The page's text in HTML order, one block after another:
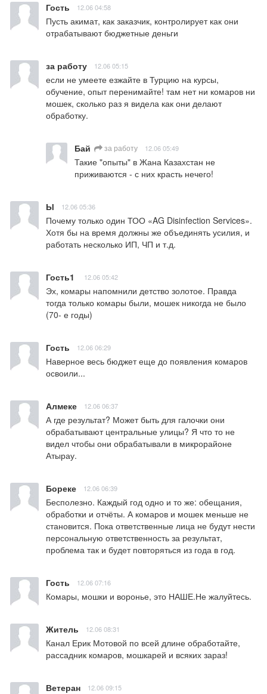
Гость 12.06 04:58
Пусть акимат, как заказчик, контролирует как они
отрабатывают бюджетные деньги
за работу 12.06 05:15
если не умеете езжайте в Турцию на курсы,
обучение, опыт перенимайте! там нет ни комаров ни
мошек, сколько раз я видела как они делают
обработку.
Бай за работу 12.06 05:49
Такие "опыты" в Жана Казахстан не
приживаются - с них красть нечего!
Ы 12.06 05:36
Почему только один ТОО «AG Disinfection Services».
Хотя бы на время должны же объединять усилия, и
работать несколько ИП, ЧП и т.д.
Гость1 12.06 05:42
Эх, комары напомнили детство золотое. Правда
тогда только комары были, мошек никогда не было
(70- е годы)
Гость 12.06 06:29
Наверное весь бюджет еще до появления комаров
освоили...
Алмеке 12.06 06:37
А где результат? Может быть для галочки они
обрабатывают центральные улицы? Я что то не
видел чтобы они обрабатывали в микрорайоне
Атырау.
Бореке 12.06 06:39
Бесполезно. Каждый год одно и то же: обещания,
обработки и отчёты. А комаров и мошек меньше не
становится. Пока ответственные лица не будут нести
персональную ответственность за результат,
проблема так и будет повторяться из года в год.
Гость 12.06 07:16
Комары, мошки и воронье, это НАШЕ.Не жалуйтесь.
Житель 12.06 08:31
Канал Ерик Мотовой по всей длине обработайте,
рассадник комаров, мошкарей и всяких зараз!
Ветеран 12.06 09:15